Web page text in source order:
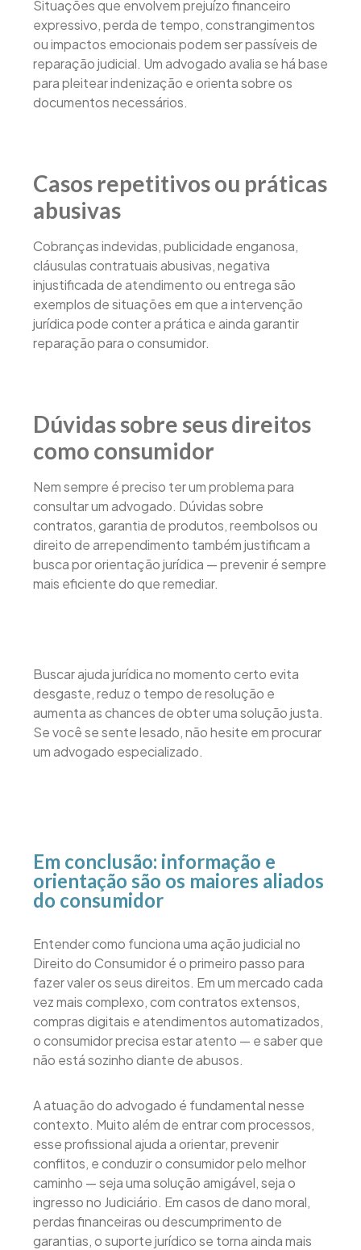
Situações que envolvem prejuízo financeiro
expressivo, perda de tempo, constrangimentos
ou impactos emocionais podem ser passíveis de
reparação judicial. Um advogado avalia se há base
para pleitear indenização e orienta sobre os
documentos necessários.
Casos repetitivos ou práticas
abusivas
Cobranças indevidas, publicidade enganosa,
cláusulas contratuais abusivas, negativa
injustificada de atendimento ou entrega são
exemplos de situações em que a intervenção
jurídica pode conter a prática e ainda garantir
reparação para o consumidor.
Dúvidas sobre seus direitos
como consumidor
Nem sempre é preciso ter um problema para
consultar um advogado. Dúvidas sobre
contratos, garantia de produtos, reembolsos ou
direito de arrependimento também justificam a
busca por orientação jurídica — prevenir é sempre
mais eficiente do que remediar.
Buscar ajuda jurídica no momento certo evita
desgaste, reduz o tempo de resolução e
aumenta as chances de obter uma solução justa.
Se você se sente lesado, não hesite em procurar
um advogado especializado.
Em conclusão: informação e
orientação são os maiores aliados
do consumidor
Entender como funciona uma ação judicial no
Direito do Consumidor é o primeiro passo para
fazer valer os seus direitos. Em um mercado cada
vez mais complexo, com contratos extensos,
compras digitais e atendimentos automatizados,
o consumidor precisa estar atento — e saber que
não está sozinho diante de abusos.
A atuação do advogado é fundamental nesse
contexto. Muito além de entrar com processos,
esse profissional ajuda a orientar, prevenir
conflitos, e conduzir o consumidor pelo melhor
caminho — seja uma solução amigável, seja o
ingresso no Judiciário. Em casos de dano moral,
perdas financeiras ou descumprimento de
garantias, o suporte jurídico se torna ainda mais